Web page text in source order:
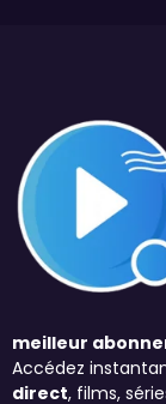
meilleur
Accédez
direct, films,